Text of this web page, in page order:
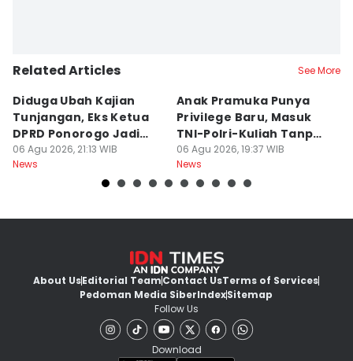
Related Articles See More
Diduga Ubah Kajian
Tunjangan, Eks Ketua
DPRD Ponorogo Jadi
Tersangka
06 Agu 2026, 21:13 WIB
News
Anak Pramuka Punya
Privilege Baru, Masuk
TNI-Polri-Kuliah Tanpa
Tes
06 Agu 2026, 19:37 WIB
News
About UsEditorial TeamContact UsTerms of Services
Pedoman Media SiberIndexSitemap
Follow Us
Download